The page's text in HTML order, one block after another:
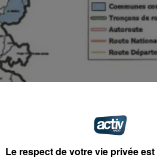
Le respect de votre vie privée